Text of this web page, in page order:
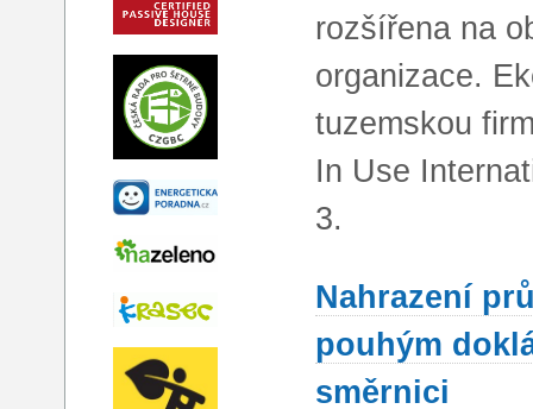
rozšířena na
organizace.
tuzemskou
In Use
3.
Nahrazení
pouhým
směrnici